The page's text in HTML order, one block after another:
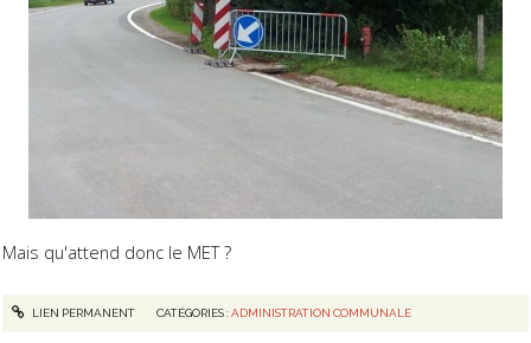
Mais qu'attend donc le MET ?
LIEN PERMANENT CATÉGORIES :ADMINISTRATION COMMUNALE